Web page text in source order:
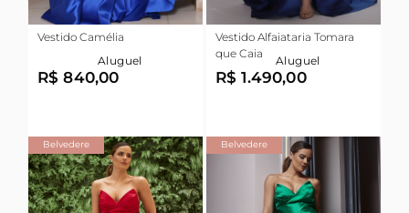
Vestido Camélia
Aluguel
R$ 840,00
Vestido Alfaiataria Tomara
que Caia
Aluguel
R$ 1.490,00
Belvedere Belvedere